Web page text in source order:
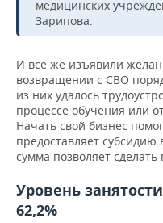
медицинских
Зарипова.
И все же изъявили
возвращении с СВО
из них удалось
процессе обучения или
Начать свой бизнес
предоставляет
сумма позволяет
Уровень
62,2%